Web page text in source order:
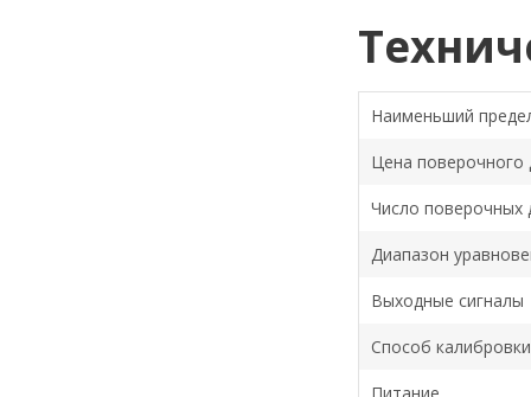
Наименьший
Цена поверочного
Число поверочных
Диапазон
Выходные сигналы
Способ калибровки
Питание